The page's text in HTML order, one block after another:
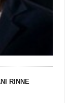
RINNE